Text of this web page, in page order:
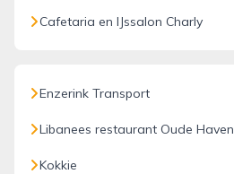
Cafetaria en IJssalon Charly
Enzerink Transport
Libanees restaurant Oude Haven
Kokkie